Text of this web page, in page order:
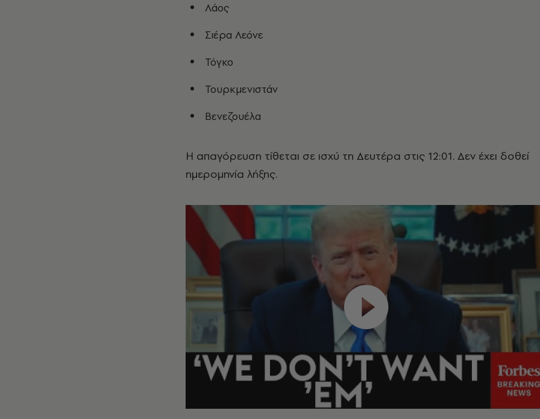
Λάος
Σιέρα Λεόνε
Τόγκο
Τουρκμενιστάν
Βενεζουέλα
Η απαγόρευση τίθεται σε ισχύ τη Δευτέρα στις 12:01. Δεν έχει δοθεί
ημερομηνία λήξης.